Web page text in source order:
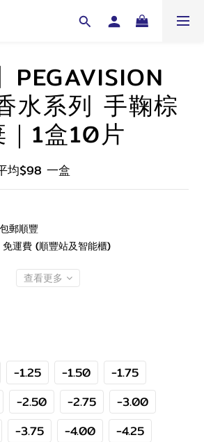
PEGAVISION
水系列 手鞠棕
1盒10片
均$98 一盒
郵順豐
運費 (順豐站及智能櫃)
查看更多
-1.25 -1.50
-1.75
-2.50 -2.75
-3.00
-3.75 -4.00
-4.25